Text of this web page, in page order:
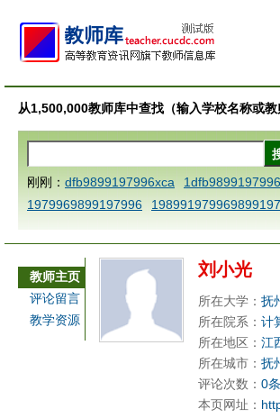
从1,500,000教师库中查找（输入学校名称或教
刚刚： dfb9899197996xca
1979969899197996
AAABBBCCCdefine blablaenddefine
a
1dfbmath key98991 methodmultiply
ca
1dfbsetx9899197996xxca 1dfbthisxca
3
b 9899197996 xca
AAABBBCCCdefine
e dfbxyzendtemplate dfbCCCBBBAAA
dfb
dfbmath key98991
教师主页
评论留言
教学资源
刘小光
所在大学： 抚
所在院系： 计
所在地区： 江
所在城市： 抚
评论次数： 0条
本页网址：